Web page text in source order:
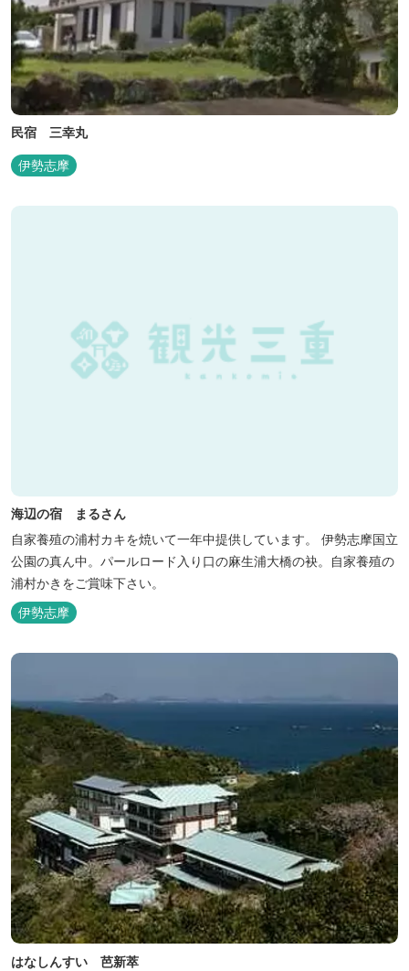
民宿 三幸丸
伊勢志摩
海辺の宿 まるさん
自家養殖の浦村カキを焼いて一年中提供しています。 伊勢志摩国立
公園の真ん中。パールロード入り口の麻生浦大橋の袂。自家養殖の
浦村かきをご賞味下さい。
伊勢志摩
はなしんすい 芭新萃